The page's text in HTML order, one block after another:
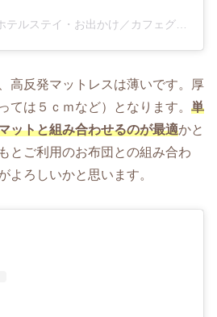
高反発マットレスは薄いです。厚
ては５ｃｍなど）となります。 単
ットと組み合わせるのが最適かと
とご利用のお布団との組み合わ
よろしいかと思います。